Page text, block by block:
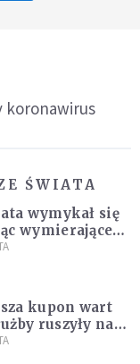
koronawirus
ŚWIATA
wymykał się
wymierające
popełnił
kupon wart
ruszyły na